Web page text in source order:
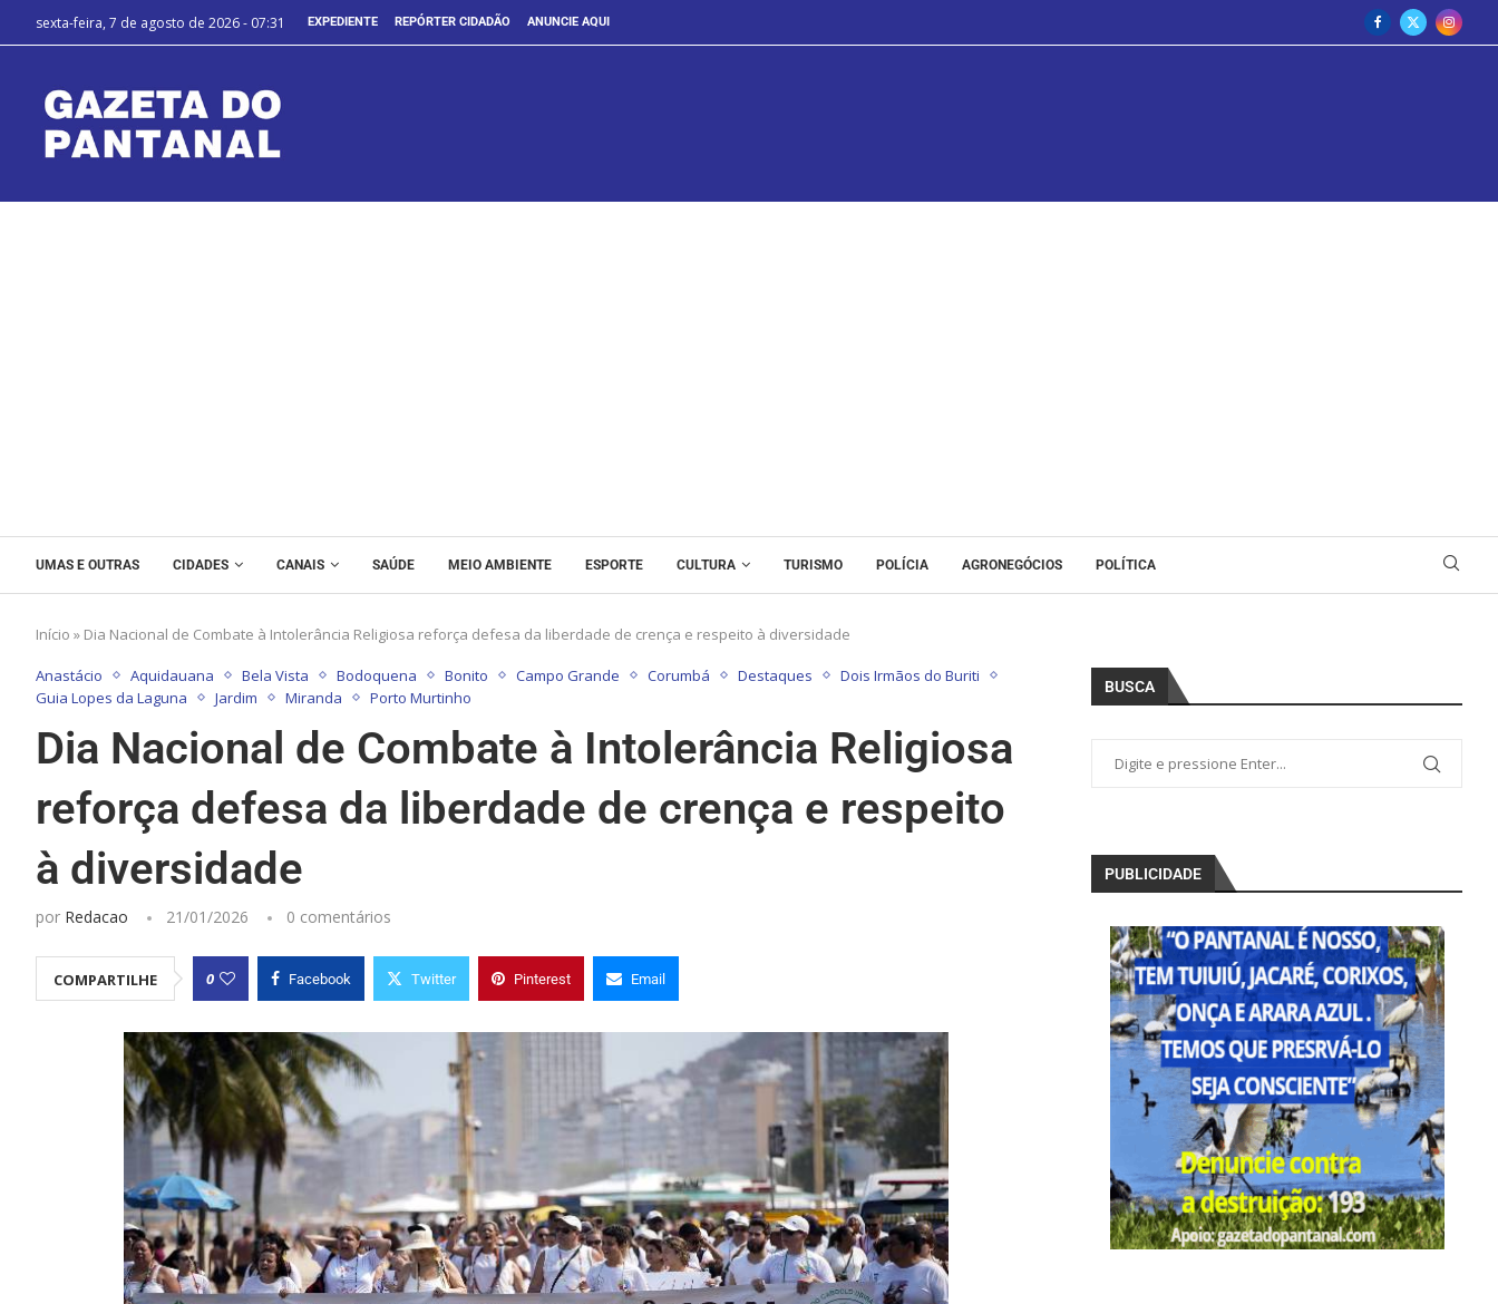
sexta-feira, 7 de agosto de 2026 - 07:31 EXPEDIENTE REPÓRTER CIDADÃO ANUNCIE AQUI
UMAS E OUTRAS CIDADES CANAIS SAÚDE MEIO AMBIENTE ESPORTE CULTURA TURISMO POLÍCIA AGRONEGÓCIOS POLÍTICA
Início » Dia Nacional de Combate à Intolerância Religiosa reforça defesa da liberdade de crença e respeito à diversidade
Anastácio Aquidauana Bela Vista Bodoquena Bonito Campo Grande Corumbá Destaques
Dois Irmãos do Buriti
Guia Lopes da Laguna
Jardim Miranda Porto Murtinho
Dia Nacional de Combate à Intolerância Religiosa
reforça defesa da liberdade de crença e respeito
à diversidade
por Redacao 21/01/2026 0 comentários
COMPARTILHE 0 Facebook Twitter Pinterest Email
BUSCA
PUBLICIDADE